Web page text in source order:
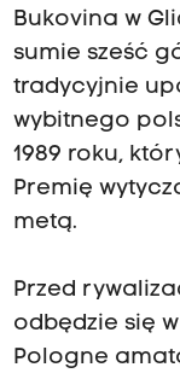
Bukovina w
sumie sześć
tradycyjnie
wybitnego
1989 roku,
Premię
metą.
Przed
odbędzie się
Pologne